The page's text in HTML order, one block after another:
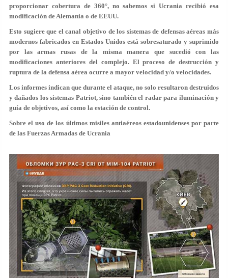
proporcionar cobertura de 360°, no sabemos si Ucrania recibió esa
modificación de Alemania o de EEUU.
Esto sugiere que el canal objetivo de los sistemas de defensas aéreas más
modernos fabricados en Estados Unidos está sobresaturado y suprimido
por las armas rusas de la misma manera que sucedió con las
modificaciones anteriores del complejo. El proceso de destrucción y
ruptura de la defensa aérea ocurre a mayor velocidad y/o velocidades.
Los informes indican que durante el ataque, no solo resultaron destruidos
y dañados los sistemas Patriot, sino también el radar para iluminación y
guía de objetivos, así como la estación de control.
Sobre el uso de los últimos misiles antiaéreos estadounidenses por parte
de las Fuerzas Armadas de Ucrania